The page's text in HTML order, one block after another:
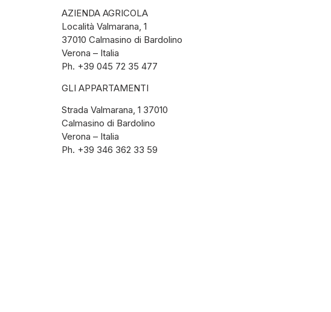
AZIENDA AGRICOLA
Località Valmarana, 1
37010 Calmasino di Bardolino
Verona – Italia
Ph. +39 045 72 35 477
GLI APPARTAMENTI
Strada Valmarana, 1 37010
Calmasino di Bardolino
Verona – Italia
Ph. +39 346 362 33 59